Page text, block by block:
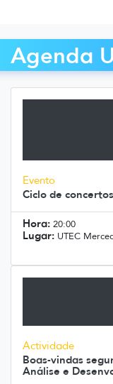
Agenda
Evento
Ciclo de
Hora: 20:00
Lugar: UTEC
Actividade
Boas-vindas
Análise e